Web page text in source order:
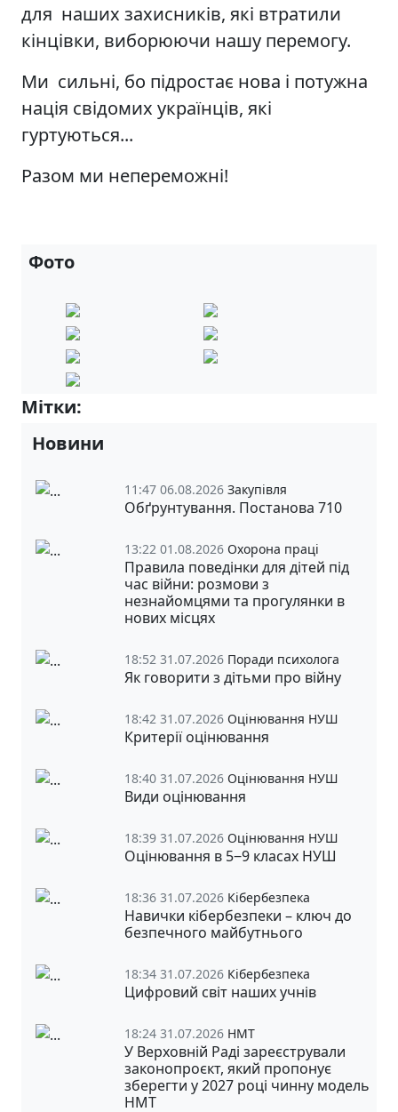
для наших захисників, які втратили
кінцівки, виборюючи нашу перемогу.
Ми сильні, бо підростає нова і потужна
нація свідомих українців, які
гуртуються...
Разом ми непереможні!
Фото
Мітки:
Новини
11:47 06.08.2026 Закупівля
Обґрунтування. Постанова 710
13:22 01.08.2026 Охорона праці
Правила поведінки для дітей під
час війни: розмови з
незнайомцями та прогулянки в
нових місцях
18:52 31.07.2026 Поради психолога
Як говорити з дітьми про війну
18:42 31.07.2026 Оцінювання НУШ
Критерії оцінювання
18:40 31.07.2026 Оцінювання НУШ
Види оцінювання
18:39 31.07.2026 Оцінювання НУШ
Оцінювання в 5‒9 класах НУШ
18:36 31.07.2026 Кібербезпека
Навички кібербезпеки – ключ до
безпечного майбутнього
18:34 31.07.2026 Кібербезпека
Цифровий світ наших учнів
18:24 31.07.2026 НМТ
У Верховній Раді зареєстрували
законопроєкт, який пропонує
зберегти у 2027 році чинну модель
НМТ